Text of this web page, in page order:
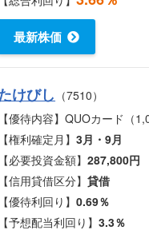
最新株価
けびし （7510）
【優待内容】QUOカード（
【権利確定月】3月・9月
【必要投資金額】287,800円
【信用貸借区分】貸借
【優待利回り】0.69％
【予想配当利回り】3.3％